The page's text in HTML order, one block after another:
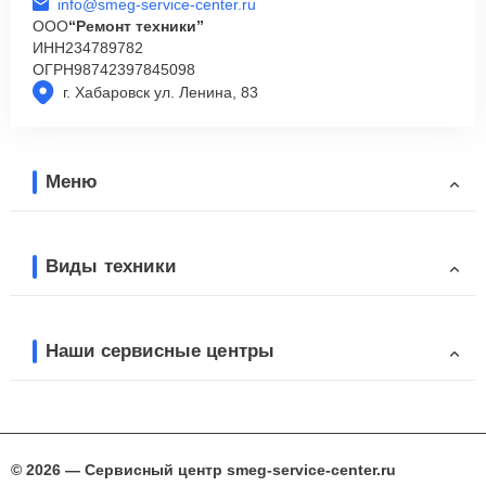
г. Хабаровск ул. Ленина, 83
info@smeg-service-center.ru
ООО“Ремонт техники”
ИНН234789782
ОГРН98742397845098
Меню
Виды техники
Наши сервисные центры
© 2026 — Сервисный центр smeg-service-center.ru